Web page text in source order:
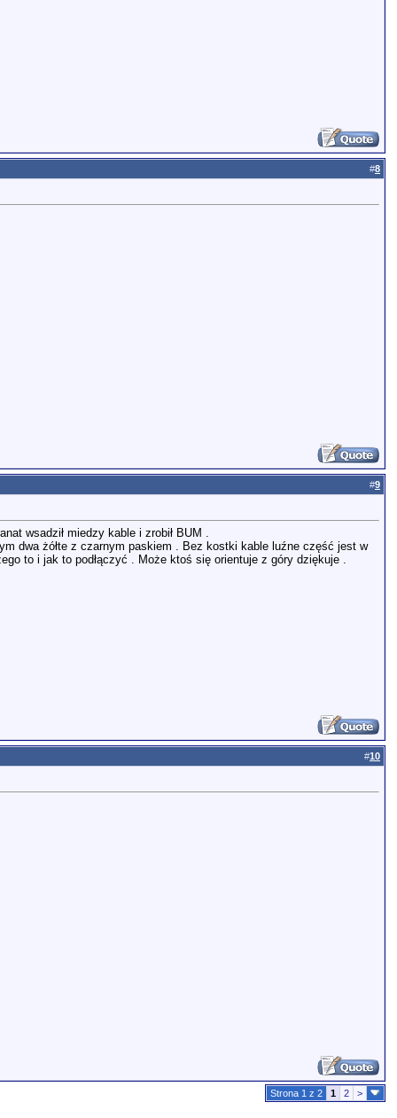
#8
#9
wsadził miedzy kable i zrobił BUM .
dwa żółte z czarnym paskiem . Bez kostki kable luźne część jest w
to i jak to podłączyć . Może ktoś się orientuje z góry dziękuje .
#10
Strona 1 z 2 1 2 >